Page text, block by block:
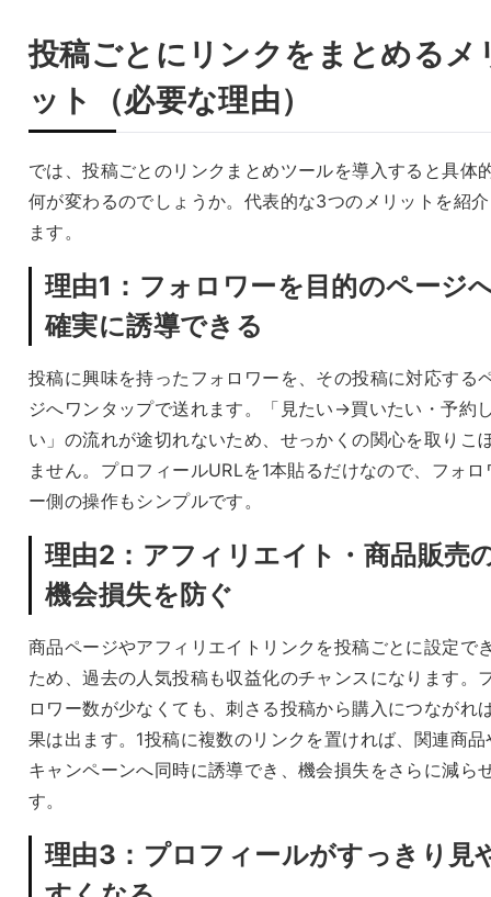
投稿ごとにリンクをまとめるメ
ット（必要な理由）
では、投稿ごとのリンクまとめツールを導入すると具体
何が変わるのでしょうか。代表的な3つのメリットを紹
ます。
理由1：フォロワーを目的のページ
確実に誘導できる
投稿に興味を持ったフォロワーを、その投稿に対応する
ジへワンタップで送れます。「見たい→買いたい・予約
い」の流れが途切れないため、せっかくの関心を取りこ
ません。プロフィールURLを1本貼るだけなので、フォロ
ー側の操作もシンプルです。
理由2：アフィリエイト・商品販売
機会損失を防ぐ
商品ページやアフィリエイトリンクを投稿ごとに設定で
ため、過去の人気投稿も収益化のチャンスになります。
ロワー数が少なくても、刺さる投稿から購入につながれ
果は出ます。1投稿に複数のリンクを置ければ、関連商品
キャンペーンへ同時に誘導でき、機会損失をさらに減ら
す。
理由3：プロフィールがすっきり見